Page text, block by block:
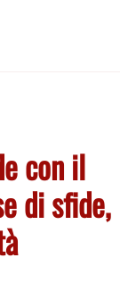
con il
di sfide,